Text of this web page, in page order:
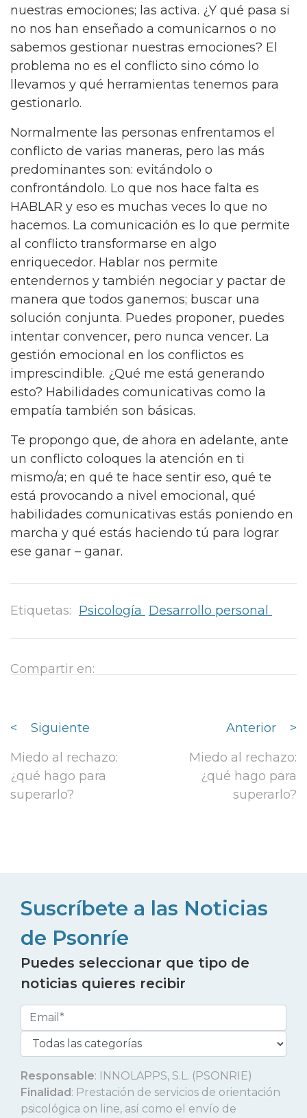
nuestras emociones; las activa. ¿Y qué pasa si
no nos han enseñado a comunicarnos o no
sabemos gestionar nuestras emociones? El
problema no es el conflicto sino cómo lo
llevamos y qué herramientas tenemos para
gestionarlo.
Normalmente las personas enfrentamos el
conflicto de varias maneras, pero las más
predominantes son: evitándolo o
confrontándolo. Lo que nos hace falta es
HABLAR y eso es muchas veces lo que no
hacemos. La comunicación es lo que permite
al conflicto transformarse en algo
enriquecedor. Hablar nos permite
entendernos y también negociar y pactar de
manera que todos ganemos; buscar una
solución conjunta. Puedes proponer, puedes
intentar convencer, pero nunca vencer. La
gestión emocional en los conflictos es
imprescindible. ¿Qué me está generando
esto? Habilidades comunicativas como la
empatía también son básicas.
Te propongo que, de ahora en adelante, ante
un conflicto coloques la atención en ti
mismo/a; en qué te hace sentir eso, qué te
está provocando a nivel emocional, qué
habilidades comunicativas estás poniendo en
marcha y qué estás haciendo tú para lograr
ese ganar – ganar.
Etiquetas: Psicología Desarrollo personal
Compartir en:
<
Siguiente
Miedo al rechazo:
¿qué hago para
superarlo?
Anterior
>
Miedo al rechazo:
¿qué hago para
superarlo?
Suscríbete a las Noticias
de Psonríe
Puedes seleccionar que tipo de
noticias quieres recibir
Responsable: INNOLAPPS, S.L. (PSONRIE)
Finalidad: Prestación de servicios de orientación
psicológica on line, así como el envío de